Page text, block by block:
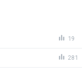
19
281